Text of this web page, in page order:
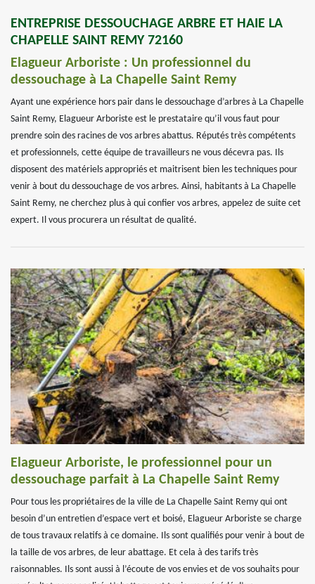
ENTREPRISE DESSOUCHAGE ARBRE ET HAIE LA
CHAPELLE SAINT REMY 72160
Elagueur Arboriste : Un professionnel du
dessouchage à La Chapelle Saint Remy
Ayant une expérience hors pair dans le dessouchage d’arbres à La Chapelle
Saint Remy, Elagueur Arboriste est le prestataire qu’il vous faut pour
prendre soin des racines de vos arbres abattus. Réputés très compétents
et professionnels, cette équipe de travailleurs ne vous décevra pas. Ils
disposent des matériels appropriés et maitrisent bien les techniques pour
venir à bout du dessouchage de vos arbres. Ainsi, habitants à La Chapelle
Saint Remy, ne cherchez plus à qui confier vos arbres, appelez de suite cet
expert. Il vous procurera un résultat de qualité.
Elagueur Arboriste, le professionnel pour un
dessouchage parfait à La Chapelle Saint Remy
Pour tous les propriétaires de la ville de La Chapelle Saint Remy qui ont
besoin d’un entretien d’espace vert et boisé, Elagueur Arboriste se charge
de tous travaux relatifs à ce domaine. Ils sont qualifiés pour venir à bout de
la taille de vos arbres, de leur abattage. Et cela à des tarifs très
raisonnables. Ils sont aussi à l’écoute de vos envies et de vos souhaits pour